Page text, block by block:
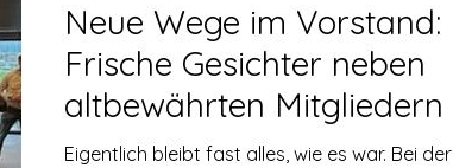
Neue Wege im Vorstand:
Frische Gesichter neben
altbewährten Mitgliedern
Eigentlich bleibt fast alles, wie es war. Bei der